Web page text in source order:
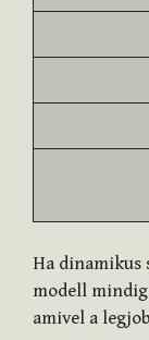
Ha dinamikus
modell
amivel a